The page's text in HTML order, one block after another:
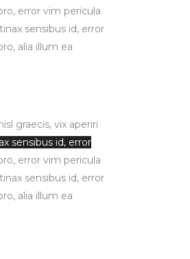
error vim pericula
sensibus id, error
alia illum ea
graecis, vix aperiri
sensibus id, error
error vim pericula
sensibus id, error
alia illum ea